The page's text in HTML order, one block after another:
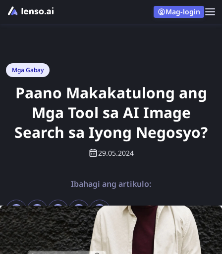
Mag-login
Mga Gabay
Paano Makakatulong ang
Mga Tool sa AI Image
Search sa Iyong Negosyo?
29.05.2024
Ibahagi ang artikulo: